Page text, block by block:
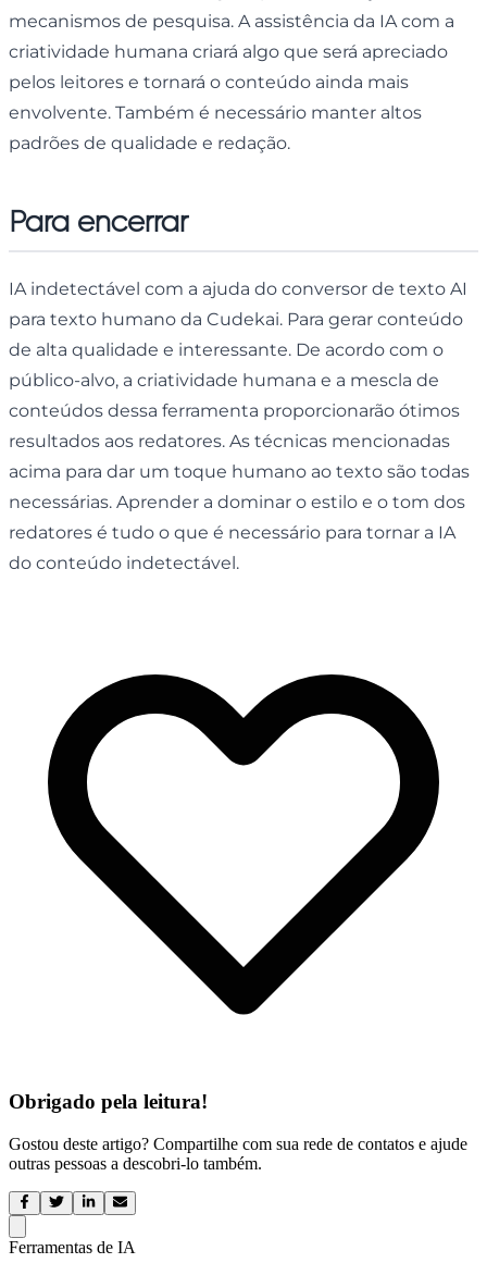
mecanismos de pesquisa. A assistência da IA ​​​​com a
criatividade humana criará algo que será apreciado
pelos leitores e tornará o conteúdo ainda mais
envolvente. Também é necessário manter altos
padrões de qualidade e redação.
Para encerrar
IA indetectável com a ajuda do conversor de texto AI
para texto humano da Cudekai. Para gerar conteúdo
de alta qualidade e interessante. De acordo com o
público-alvo, a criatividade humana e a mescla de
conteúdos dessa ferramenta proporcionarão ótimos
resultados aos redatores. As técnicas mencionadas
acima para dar um toque humano ao texto são todas
necessárias. Aprender a dominar o estilo e o tom dos
redatores é tudo o que é necessário para tornar a IA
do conteúdo indetectável.
Obrigado pela leitura!
Gostou deste artigo? Compartilhe com sua rede de contatos e ajude
outras pessoas a descobri-lo também.
Ferramentas de IA